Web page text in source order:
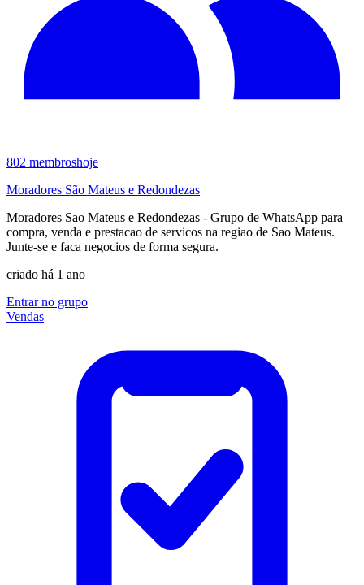
802 membroshoje
Moradores São Mateus e Redondezas
Moradores Sao Mateus e Redondezas - Grupo de WhatsApp para
compra, venda e prestacao de servicos na regiao de Sao Mateus.
Junte-se e faca negocios de forma segura.
criado há 1 ano
Entrar no grupo
Vendas